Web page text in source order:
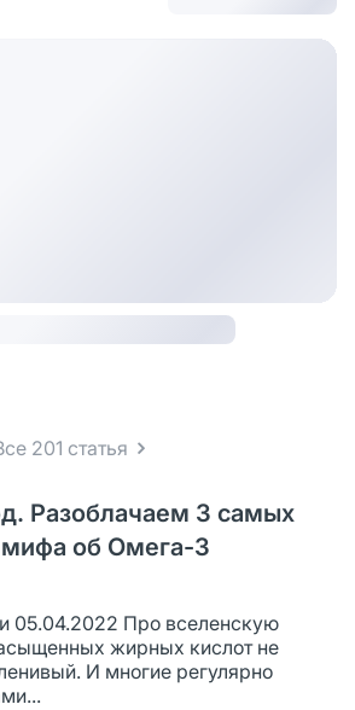
201 статья
Разоблачаем 3 самых
об Омега-3
05.04.2022 Про вселенскую
жирных кислот не
И многие регулярно